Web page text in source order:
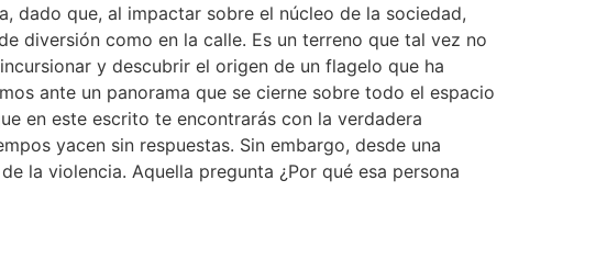
dado que, al impactar sobre el núcleo de la sociedad,
diversión como en la calle. Es un terreno que tal vez no
y descubrir el origen de un flagelo que ha
ante un panorama que se cierne sobre todo el espacio
en este escrito te encontrarás con la verdadera
yacen sin respuestas. Sin embargo, desde una
la violencia. Aquella pregunta ¿Por qué esa persona